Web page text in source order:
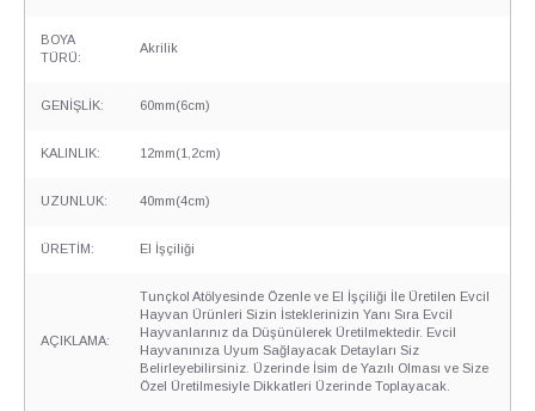
BOYA
TÜRÜ:
Akrilik
GENİŞLİK: 60mm(6cm)
KALINLIK: 12mm(1,2cm)
UZUNLUK: 40mm(4cm)
ÜRETİM: El İşçiliği
AÇIKLAMA:
Tunçkol Atölyesinde Özenle ve El İşçiliği İle Üretilen Evcil
Hayvan Ürünleri Sizin İsteklerinizin Yanı Sıra Evcil
Hayvanlarınız da Düşünülerek Üretilmektedir. Evcil
Hayvanınıza Uyum Sağlayacak Detayları Siz
Belirleyebilirsiniz. Üzerinde İsim de Yazılı Olması ve Size
Özel Üretilmesiyle Dikkatleri Üzerinde Toplayacak.